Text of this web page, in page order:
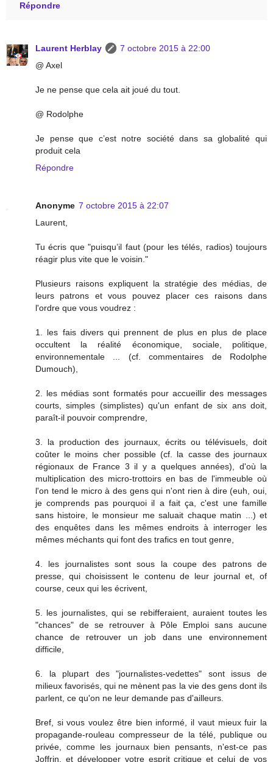
Répondre
Laurent Herblay
7 octobre 2015 à 22:00
@ Axel
Je ne pense que cela ait joué du tout.
@ Rodolphe
Je pense que c’est notre société dans sa globalité qui
produit cela
Répondre
Anonyme 7 octobre 2015 à 22:07
Laurent,
Tu écris que "puisqu’il faut (pour les télés, radios) toujours
réagir plus vite que le voisin."
Plusieurs raisons expliquent la stratégie des médias, de
leurs patrons et vous pouvez placer ces raisons dans
l'ordre que vous voudrez :
1. les fais divers qui prennent de plus en plus de place
occultent la réalité économique, sociale, politique,
environnementale ... (cf. commentaires de Rodolphe
Dumouch),
2. les médias sont formatés pour accueillir des messages
courts, simples (simplistes) qu'un enfant de six ans doit,
paraît-il pouvoir comprendre,
3. la production des journaux, écrits ou télévisuels, doit
coûter le moins cher possible (cf. la casse des journaux
régionaux de France 3 il y a quelques années), d'où la
multiplication des micro-trottoirs en bas de l'immeuble où
l'on tend le micro à des gens qui n'ont rien à dire (euh, oui,
je comprends pas pourquoi il a fait ça, c'est une famille
sans histoire, le monsieur me saluait chaque matin ...) et
des enquêtes dans les mêmes endroits à interroger les
mêmes méchants qui font des trafics en tout genre,
4. les journalistes sont sous la coupe des patrons de
presse, qui choisissent le contenu de leur journal et, of
course, ceux qui les écrivent,
5. les journalistes, qui se rebifferaient, auraient toutes les
"chances" de se retrouver à Pôle Emploi sans aucune
chance de retrouver un job dans une environnement
difficile,
6. la plupart des "journalistes-vedettes" sont issus de
milieux favorisés, qui ne mènent pas la vie des gens dont ils
parlent, ce qu'on ne leur demande pas d'ailleurs.
Bref, si vous voulez être bien informé, il vaut mieux fuir la
propagande-rouleau compresseur de la télé, publique ou
privée, comme les journaux bien pensants, n'est-ce pas
Joffrin, et développer votre esprit critique et celui de vos